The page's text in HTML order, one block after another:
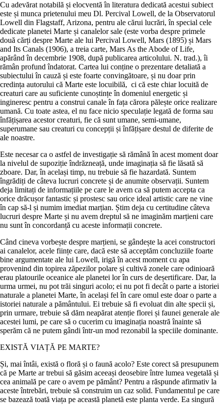
Cu adevărat notabilă și elocventă în literatura dedicată acestui subiect
este și munca prietenului meu Dl. Percival Lowell, de la Observatorul
Lowell din Flagstaff, Arizona, pentru ale cărui lucrări, în special cele
dedicate planetei Marte și canalelor sale (este vorba despre primele
două cărți despre Marte ale lui Percival Lowell, Mars (1895) și Mars
and Its Canals (1906), a treia carte, Mars As the Abode of Life,
apărând în decembrie 1908, după publicarea articolului. N. trad.), îi
rămân profund îndatorat. Cartea lui conține o prezentare detaliată a
subiectului în cauză și este foarte convingătoare, și nu doar prin
credința autorului că Marte este locuibilă, ci că este chiar locuită de
creaturi care au suficiente cunoștințe în domeniul energetic și
ingineresc pentru a construi canale în fața cărora pălește orice realizare
umană. Cu toate astea, el nu face nicio speculație legată de forma sau
înfățișarea acestor creaturi, fie că sunt umane, semi-umane,
superumane sau creaturi cu concepții și înfățișare destul de diferite de
ale noastre.
Este necesar ca o astfel de investigație să rămână în acest moment doar
la nivelul de supoziție îndrăzneață, unde imaginația să fie lăsată să
zboare. Dar, în același timp, nu trebuie să fie hazardată. Suntem
îngrădiți de câteva lucruri concrete și de anumite observații. Suntem
deja limitați de informațiile pe care le avem ca să putem accepta ca
orice drăcușor fantastic și prostesc sau orice ideal artistic care ne vine
în cap să-l și numim imediat marțian. Știm deja cu certitudine câteva
lucruri despre Marte și nu avem dreptul să ne imaginăm marțieni care
nu sunt în concordanță cu aceste informații concrete.
Când cineva vorbește despre marțieni, se gândește la acei constructori
ai canalelor, acele ființe care, dacă este să acceptăm concluziile foarte
bine argumentate ale lui Lowell, irigă în acest moment cu apa
provenind din topirea zăpezilor polare și cultivă zonele care odinioară
erau platourile oceanice ale planetei lor în curs de deșertificare. Dar, la
urma urmei, nu pot trăi singuri acolo; ei nu pot fi decât o parte a istoriei
naturale a planetei Marte, în același fel în care omul este doar o parte a
istoriei naturale a pământului. Ei trebuie să fi evoluat din alte specii și,
prin urmare, trebuie să dăm neapărat atenție florei și faunei generale ale
acestei lumi, pe care să o cucerim cu imaginația noastră înainte să
sperăm că ne putem gândi într-un mod rezonabil la speciile dominante.
EXISTĂ VIAȚĂ PE MARTE?
Și, mai întâi, există o floră și o faună acolo? Este corect să presupunem
că pe Marte ar trebui să găsim aceeași deosebire între lumea vegetală și
cea animală pe care o avem pe pământ? Pentru a răspunde afirmativ la
aceste întrebări, trebuie să construim un caz solid. Fundamentul pe care
se bazează toată viața pe această planetă este planta verde. Ea singură